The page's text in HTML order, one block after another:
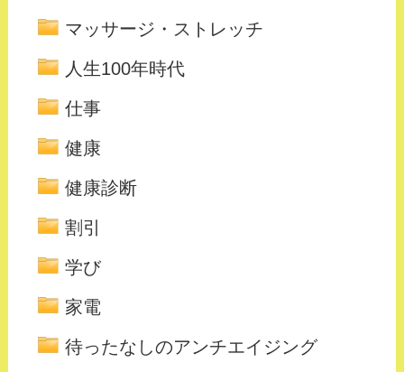
マッサージ・ストレッチ
人生100年時代
仕事
健康
健康診断
割引
学び
家電
待ったなしのアンチエイジング